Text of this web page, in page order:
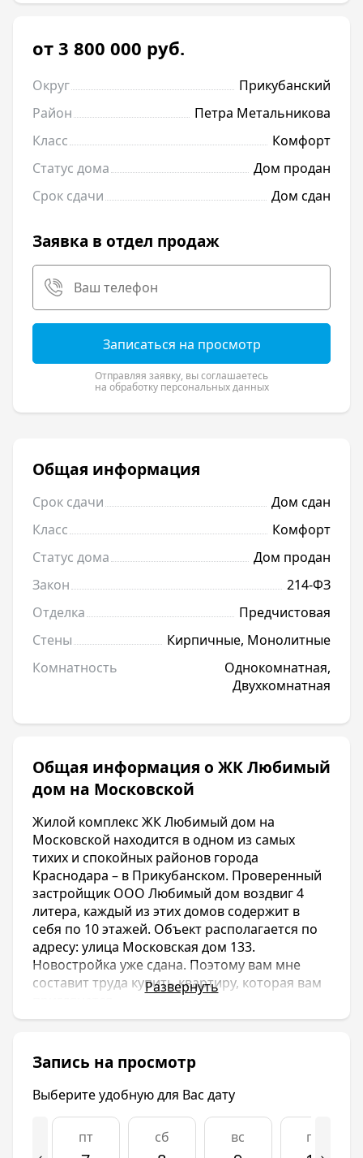
от 3 800 000 руб.
Округ
Прикубанский
Район
Петра Метальникова
Класс
Комфорт
Статус дома
Дом продан
Срок сдачи
Дом сдан
Заявка в отдел продаж
Записаться на просмотр
Отправляя заявку, вы соглашаетесь
на обработку персональных данных
Общая информация
Срок сдачи
Дом сдан
Класс
Комфорт
Статус дома
Дом продан
Закон
214-ФЗ
Отделка
Предчистовая
Стены
Кирпичные, Монолитные
Комнатность
Однокомнатная,
Двухкомнатная
Общая информация о ЖК Любимый
дом на Московской
Жилой комплекс ЖК Любимый дом на
Московской находится в одном из самых
тихих и спокойных районов города
Краснодара – в Прикубанском. Проверенный
застройщик ООО Любимый дом воздвиг 4
литера, каждый из этих домов содержит в
себя по 10 этажей. Объект располагается по
адресу: улица Московская дом 133.
Новостройка уже сдана. Поэтому вам мне
составит труда купить квартиру, которая вам
Внешняя и внутренняя инфраструктуры ЖК
хорошо. В непосредственной близости от
жилого комплекса находятся средние
общеобразовательные школы и детские сады,
гипермаркеты и торгово-развлекательные
центры. На самой территории ЖК Любимый
дом на Московской имеется несколько
Развернуть
Запись на просмотр
Выберите удобную для Вас дату
пт сб вс пн